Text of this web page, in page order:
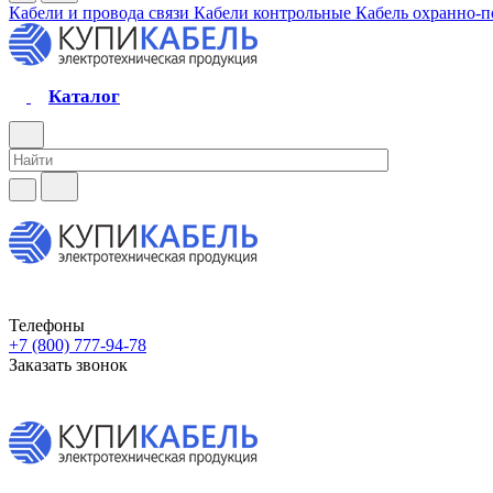
Кабели и провода связи Кабели контрольные Кабель охранно-
Каталог
Телефоны
+7 (800) 777-94-78
Заказать звонок